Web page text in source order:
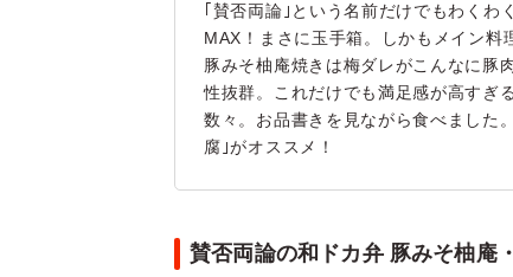
｢賛否両論｣という名前だけでもわくわ
MAX！まさに玉手箱。しかもメイン料
豚みそ柚庵焼きは梅ダレがこんなに豚
性抜群。これだけでも満足感が高すぎ
数々。お品書きを見ながら食べました
腐｣がオススメ！
賛否両論の和ドカ弁 豚みそ柚庵